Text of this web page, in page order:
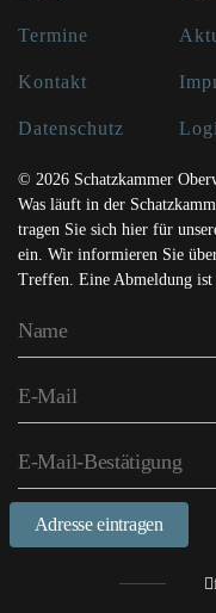
Termine
Kontakt
Datenschutz
© 2026 Schatzkammer
Was läuft in der
tragen Sie sich hier für
ein. Wir informieren Sie
Treffen. Eine Abmeldung
Adresse eintragen